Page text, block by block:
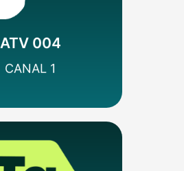
ATV 004
CANAL 1
Variedades
Incidental